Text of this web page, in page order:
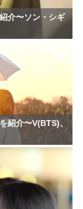
介〜ソン・シギ
紹介〜V(BTS)、